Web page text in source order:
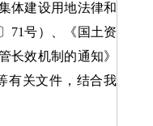
体建设用地法律和
71号）、《国土资
长效机制的通知》
有关文件，结合我